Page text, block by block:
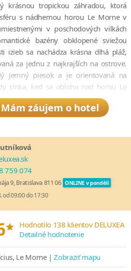
krásnou tropickou záhradou, ktorá
s nádhernou horou Le Morne v
v poschodových vilkách
bazény obklopené sviežou
izieb sa nachádza krásna dlhá pláž,
za jednu z najkrajších na ostrove.
jemný piesok a je orientovaná na
slnka, keď sa obloha nad horou Le
červenej a oranžovej, len tak
s nádhernou atmosférou okolo
môžete vyskúšať niekoľko ďalších
ponuky susedného sesterského
medzi ubytovaním a reštauráciami
si ľahko privoláte priamo zo svojej
Vás kedykoľvek prepraví shuttle.
ihrisko Paradis s osemnástimi
v krásnom prostredí s vodnými
Ihrisko nadchne amatérov aj
majú hoteloví hostia zvýhodnený
Mám záujem o hotel
759 074
9, Bratislava 811 06 ONLINE v pondělí
od 09:00 do 17:30
* Hodnotilo 138 klientov DELUXEA
Detailné hodnotenie
Le Morne |Zobraziť mapu